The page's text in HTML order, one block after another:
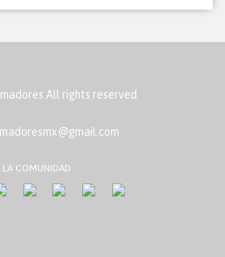
All rights reserved
LA COMUNIDAD